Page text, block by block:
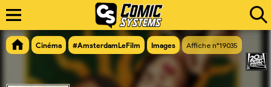
Cinéma #AmsterdamLeFilm Images Affiche n°19035